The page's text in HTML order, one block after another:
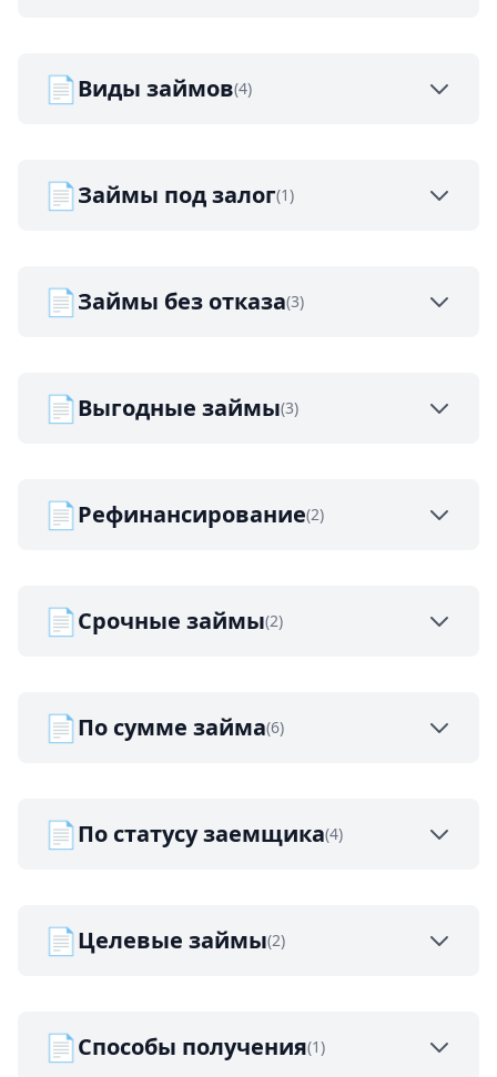
📄Виды займов(4)
📄Займы под залог(1)
📄Займы без отказа(3)
📄Выгодные займы(3)
📄Рефинансирование(2)
📄Срочные займы(2)
📄По сумме займа(6)
📄По статусу заемщика(4)
📄Целевые займы(2)
📄Способы получения(1)